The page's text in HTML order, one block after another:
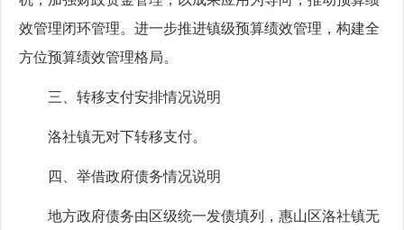
效管理闭环管理。进一步推进镇级预算绩效管理，构建全
方位预算绩效管理格局。
三、转移支付安排情况说明
洛社镇无对下转移支付。
四、举借政府债务情况说明
地方政府债务由区级统一发债填列，惠山区洛社镇无